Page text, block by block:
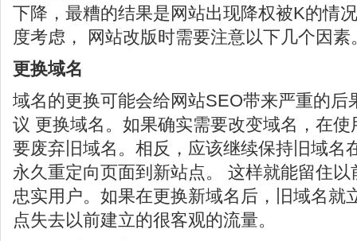
下降，最糟的结果是网站出现降权被K的情
度考虑， 网站改版时需要注意以下几个因素
更换域名
域名的更换可能会给网站SEO带来严重的后
议 更换域名。如果确实需要改变域名，在
要废弃旧域名。相反，应该继续保持旧域名
永久重定向页面到新站点。 这样就能留住
忠实用户。如果在更换新域名后，旧域名就
点失去以前建立的很客观的流量。